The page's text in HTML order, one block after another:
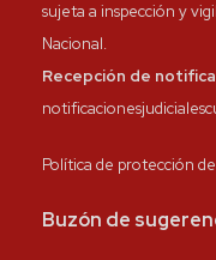
sujeta a inspección y
Nacional.
Recepción de
Política de protección
Buzón de